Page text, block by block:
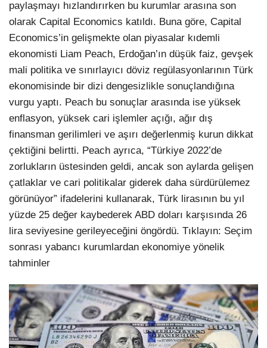
paylaşmayı hızlandırırken bu kurumlar arasına son
olarak Capital Economics katıldı. Buna göre, Capital
Economics’in gelişmekte olan piyasalar kıdemli
ekonomisti Liam Peach, Erdoğan’ın düşük faiz, gevşek
mali politika ve sınırlayıcı döviz regülasyonlarının Türk
ekonomisinde bir dizi dengesizlikle sonuçlandığına
vurgu yaptı. Peach bu sonuçlar arasında ise yüksek
enflasyon, yüksek cari işlemler açığı, ağır dış
finansman gerilimleri ve aşırı değerlenmiş kurun dikkat
çektiğini belirtti. Peach ayrıca, “Türkiye 2022’de
zorlukların üstesinden geldi, ancak son aylarda gelişen
çatlaklar ve cari politikalar giderek daha sürdürülemez
görünüyor” ifadelerini kullanarak, Türk lirasının bu yıl
yüzde 25 değer kaybederek ABD doları karşısında 26
lira seviyesine gerileyeceğini öngördü. Tıklayın: Seçim
sonrası yabancı kurumlardan ekonomiye yönelik
tahminler